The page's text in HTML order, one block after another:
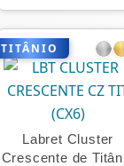
TITÂNIO
Labret Cluster
Crescente de